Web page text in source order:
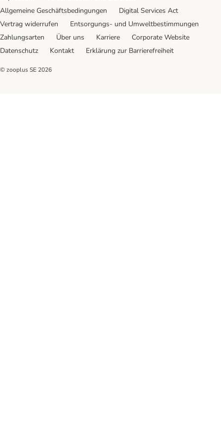
Allgemeine Geschäftsbedingungen
Digital Services Act
Vertrag widerrufen
Entsorgungs- und Umweltbestimmungen
Zahlungsarten
Über uns Karriere
Corporate Website
Datenschutz
Kontakt Erklärung zur Barrierefreiheit
© zooplus SE 2026